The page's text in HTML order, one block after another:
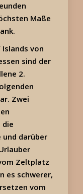
Maße
von
sind der
2.
Zwei
die
und darüber
Zeltplatz
es schwerer,
vom